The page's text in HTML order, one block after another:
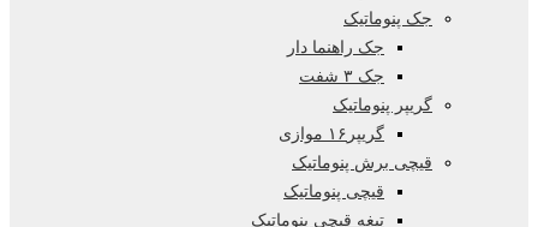
جک پنوماتیک
جک راهنما دار
جک ۳ شفت
گریپر پنوماتیک
گریپر۱۶ موازی
قیچی برش پنوماتیک
قیچی پنوماتیک
تیغه قیچی پنوماتیک